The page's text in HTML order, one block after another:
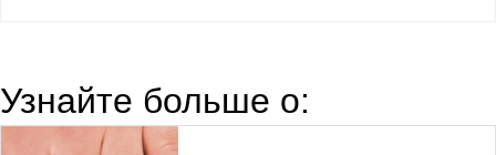
Узнайте больше о: